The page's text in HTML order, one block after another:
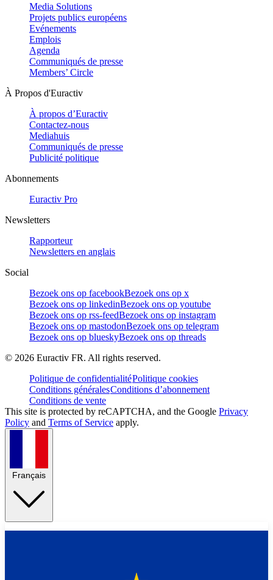
Media Solutions
Projets publics européens
Evénements
Emplois
Agenda
Communiqués de presse
Members’ Circle
À Propos d'Euractiv
À propos d’Euractiv
Contactez-nous
Mediahuis
Communiqués de presse
Publicité politique
Abonnements
Euractiv Pro
Newsletters
Rapporteur
Newsletters en anglais
Social
Bezoek ons op facebookBezoek ons op x
Bezoek ons op linkedinBezoek ons op youtube
Bezoek ons op rss-feedBezoek ons op instagram
Bezoek ons op mastodonBezoek ons op telegram
Bezoek ons op blueskyBezoek ons op threads
© 2026 Euractiv FR. All rights reserved.
Politique de confidentialitéPolitique cookies
Conditions généralesConditions d’abonnement
Conditions de vente
This site is protected by reCAPTCHA, and the Google Privacy
Policy and Terms of Service apply.
Français